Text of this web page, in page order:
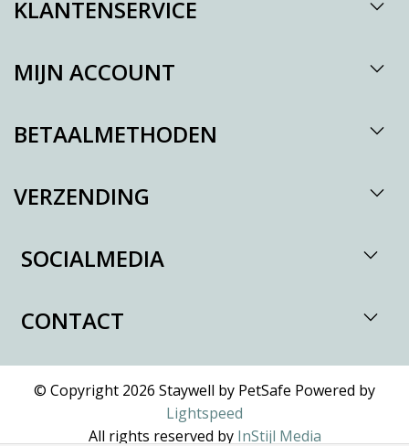
KLANTENSERVICE
MIJN ACCOUNT
BETAALMETHODEN
VERZENDING
SOCIALMEDIA
CONTACT
© Copyright 2026 Staywell by PetSafe Powered by
Lightspeed
All rights reserved by InStijl Media